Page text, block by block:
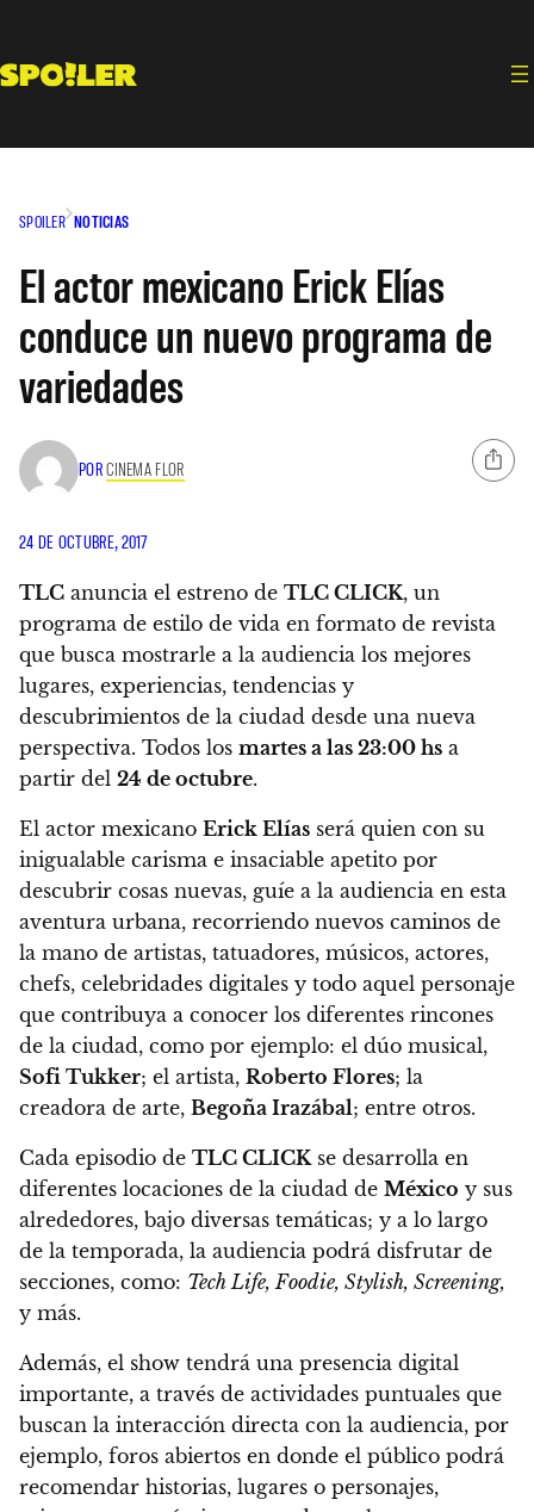
contenido
SPOILER NOTICIAS
El actor mexicano Erick Elías
conduce un nuevo programa de
variedades
PORCINEMA FLOR
24 DE OCTUBRE, 2017
TLC anuncia el estreno de TLC CLICK, un
programa de estilo de vida en formato de revista
que busca mostrarle a la audiencia los mejores
lugares, experiencias, tendencias y
descubrimientos de la ciudad desde una nueva
perspectiva. Todos los martes a las 23:00 hs a
partir del 24 de octubre.
El actor mexicano Erick Elías será quien con su
inigualable carisma e insaciable apetito por
descubrir cosas nuevas, guíe a la audiencia en esta
aventura urbana, recorriendo nuevos caminos de
la mano de artistas, tatuadores, músicos, actores,
chefs, celebridades digitales y todo aquel personaje
que contribuya a conocer los diferentes rincones
de la ciudad, como por ejemplo: el dúo musical,
Sofi Tukker; el artista, Roberto Flores; la
creadora de arte, Begoña Irazábal; entre otros.
Cada episodio de TLC CLICKse desarrolla en
diferentes locaciones de la ciudad de México y sus
alrededores, bajo diversas temáticas; y a lo largo
de la temporada, la audiencia podrá disfrutar de
secciones, como: Tech Life, Foodie, Stylish, Screening,
y más.
Además, el show tendrá una presencia digital
importante, a través de actividades puntuales que
buscan la interacción directa con la audiencia, por
ejemplo, foros abiertos en donde el público podrá
recomendar historias, lugares o personajes,